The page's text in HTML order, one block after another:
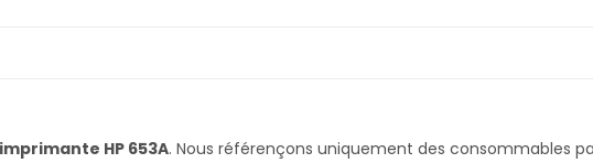
imprimante HP 653A. Nous référençons uniquement des consommables